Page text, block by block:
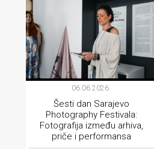
06.06.2026.
Šesti dan Sarajevo
Photography Festivala:
Fotografija između arhiva,
priče i performansa